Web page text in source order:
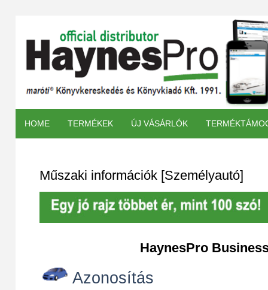
HOME TERMÉKEK ÚJ VÁSÁRLÓK
Műszaki információk [Személyautó]
HaynesPro
Azonosítás